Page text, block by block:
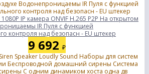
1080P IP камера ONVIF H.265 P2P На открытом
IR Пуля с функцией
контроля над безопасн - EU штекер
9 692 ₽